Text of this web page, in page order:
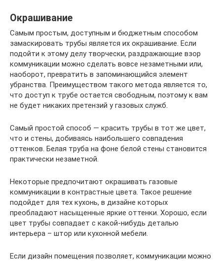
Окрашивание
Самым простым, доступным и бюджетным способом
замаскировать трубы является их окрашивание. Если
подойти к этому делу творчески, раздражающие взор
коммуникации можно сделать вовсе незаметными или,
наоборот, превратить в запоминающийся элемент
убранства. Преимуществом такого метода является то,
что доступ к трубе остается свободным, поэтому к вам
не будет никаких претензий у газовых служб.
Самый простой способ — красить трубы в тот же цвет,
что и стены, добиваясь наибольшего совпадения
оттенков. Белая труба на фоне белой стены становится
практически незаметной.
Некоторые предпочитают окрашивать газовые
коммуникации в контрастные цвета. Такое решение
подойдет для тех кухонь, в дизайне которых
преобладают насыщенные яркие оттенки. Хорошо, если
цвет трубы совпадает с какой-нибудь деталью
интерьера – штор или кухонной мебели.
Если дизайн помещения позволяет, коммуникации можно